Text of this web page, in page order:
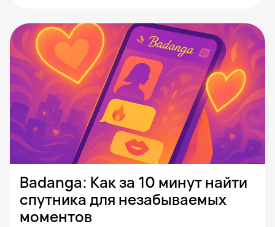
Badanga: Как за 10 минут найти
спутника для незабываемых
моментов